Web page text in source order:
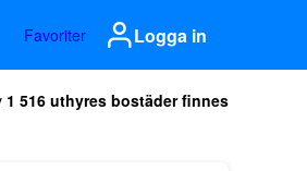
Favoriter Logga in
1 516 uthyres bostäder finnes